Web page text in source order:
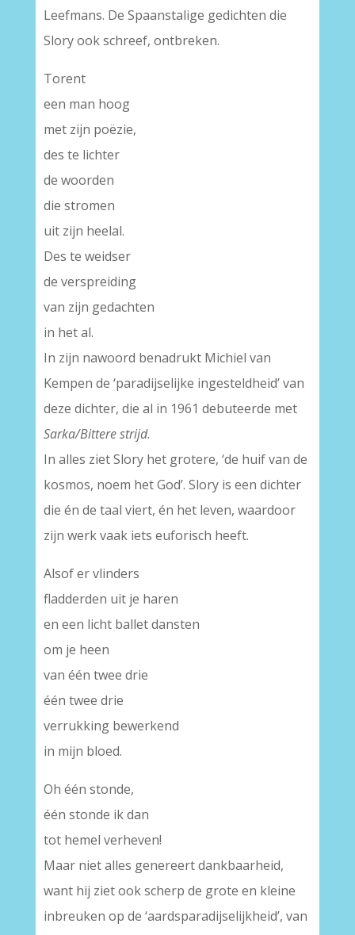
Leefmans. De Spaanstalige gedichten die
Slory ook schreef, ontbreken.
Torent
een man hoog
met zijn poëzie,
des te lichter
de woorden
die stromen
uit zijn heelal.
Des te weidser
de verspreiding
van zijn gedachten
in het al.
In zijn nawoord benadrukt Michiel van
Kempen de ‘paradijselijke ingesteldheid’ van
deze dichter, die al in 1961 debuteerde met
Sarka/Bittere strijd.
In alles ziet Slory het grotere, ‘de huif van de
kosmos, noem het God’. Slory is een dichter
die én de taal viert, én het leven, waardoor
zijn werk vaak iets euforisch heeft.
Alsof er vlinders
fladderden uit je haren
en een licht ballet dansten
om je heen
van één twee drie
één twee drie
verrukking bewerkend
in mijn bloed.
Oh één stonde,
één stonde ik dan
tot hemel verheven!
Maar niet alles genereert dankbaarheid,
want hij ziet ook scherp de grote en kleine
inbreuken op de ‘aardsparadijselijkheid’, van